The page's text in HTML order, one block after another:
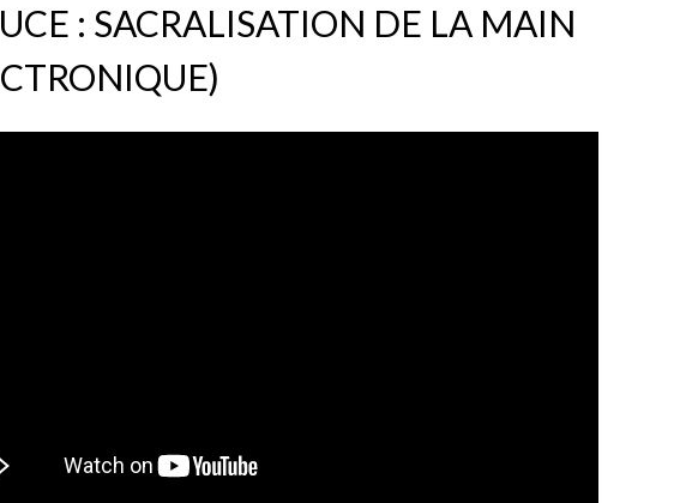
: SACRALISATION DE LA MAIN